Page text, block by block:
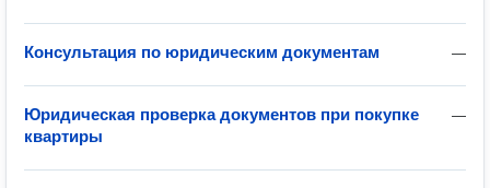
—
Консультация по юридическим документам
—
Юридическая проверка документов при покупке
квартиры